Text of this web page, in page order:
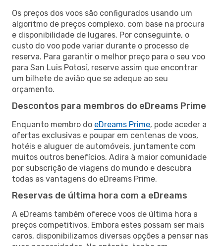
Os preços dos voos são configurados usando um
algoritmo de preços complexo, com base na procura
e disponibilidade de lugares. Por conseguinte, o
custo do voo pode variar durante o processo de
reserva. Para garantir o melhor preço para o seu voo
para San Luis Potosí, reserve assim que encontrar
um bilhete de avião que se adeque ao seu
orçamento.
Descontos para membros do eDreams Prime
Enquanto membro do eDreams Prime, pode aceder a
ofertas exclusivas e poupar em centenas de voos,
hotéis e aluguer de automóveis, juntamente com
muitos outros benefícios. Adira à maior comunidade
por subscrição de viagens do mundo e descubra
todas as vantagens do eDreams Prime.
Reservas de última hora com a eDreams
A eDreams também oferece voos de última hora a
preços competitivos. Embora estes possam ser mais
caros, disponibilizamos diversas opções a pensar nas